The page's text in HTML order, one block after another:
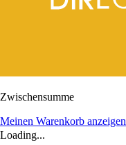
Zwischensumme
Meinen Warenkorb anzeigen
Loading...